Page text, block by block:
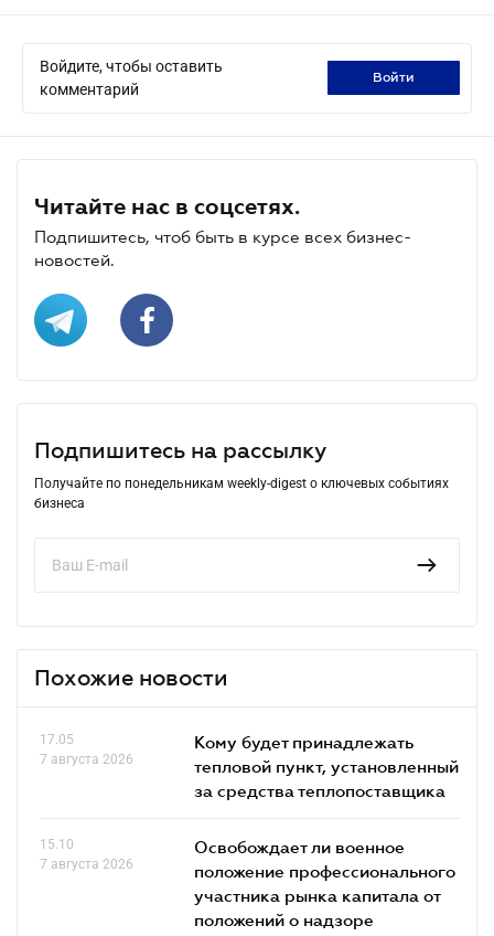
Войдите, чтобы оставить
комментарий
войти
Читайте нас в соцсетях.
Подпишитесь, чтоб быть в курсе всех бизнес-
новостей.
Подпишитесь на рассылку
Получайте по понедельникам weekly-digest о ключевых событиях
бизнеса
Похожие новости
17.05
7 августа 2026
Кому будет принадлежать
тепловой пункт, установленный
за средства теплопоставщика
15.10
7 августа 2026
Освобождает ли военное
положение профессионального
участника рынка капитала от
положений о надзоре